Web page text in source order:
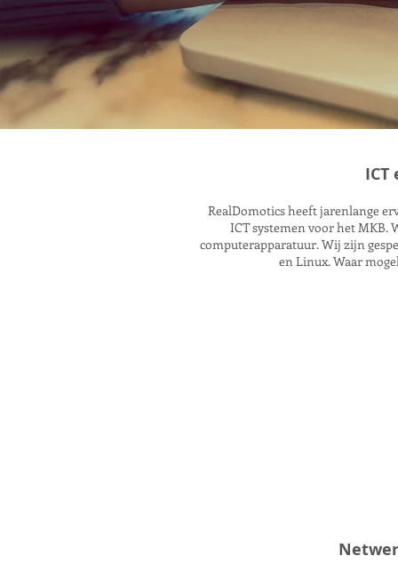
RealDomotics heeft jarenlange
ICT systemen voor het MKB.
computerapparatuur. Wij zijn
en Linux. Waar